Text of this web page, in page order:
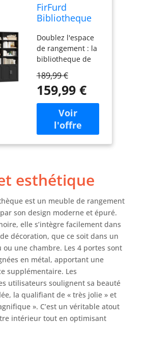
FirFurd
Bibliotheque
Rangement
avec 4 Portes
12 Étagères
Noir
Doublez l'espace
de rangement : la
bibliotheque de
(LxLxH) est plus
large, plus
profonde et plus
haute que les
autres
bibliothèques. Il
contient 8 étagères
portes , étanches à
la poussière et
assurent l'intimité,
tandis que les
compartiments
ouverts sont
parfaits pour
ranger des livres,
des magazines et
exposer des cadres
photo, des plantes
en pot et des
objets de collection
Plus stable et
189,99 €
159,99 €
esthétique
est un meuble de rangement
son design moderne et épuré.
elle s’intègre facilement dans
décoration, que ce soit dans un
une chambre. Les 4 portes sont
en métal, apportant une
supplémentaire. Les
utilisateurs soulignent sa beauté
la qualifiant de « très jolie » et
». C’est un véritable atout
intérieur tout en optimisant